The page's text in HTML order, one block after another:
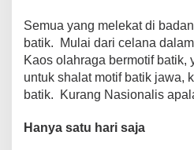
Semua yang melekat di
batik. Mulai dari celana
Kaos olahraga bermotif batik,
untuk shalat motif batik jawa,
batik. Kurang Nasionalis
Hanya satu hari saja